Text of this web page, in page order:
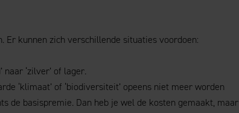
kunnen zich verschillende situaties voordoen:
‘zilver’ of lager.
‘klimaat’ of ‘biodiversiteit’ opeens niet meer worden
de basispremie. Dan heb je wel de kosten gemaakt, maar